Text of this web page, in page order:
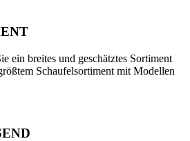
ein breites und geschätztes Sortiment
Schaufelsortiment mit Modellen